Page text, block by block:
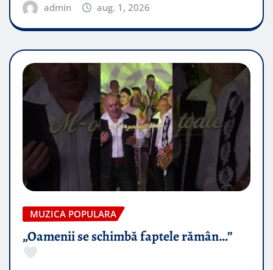
admin aug. 1, 2026
MUZICA POPULARA
„Oamenii se schimbă faptele rămân…”